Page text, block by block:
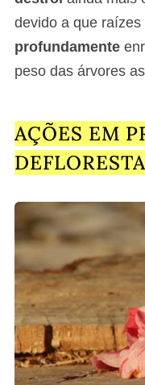
devido a que
profundamente
peso das árvores as
AÇÕES EM